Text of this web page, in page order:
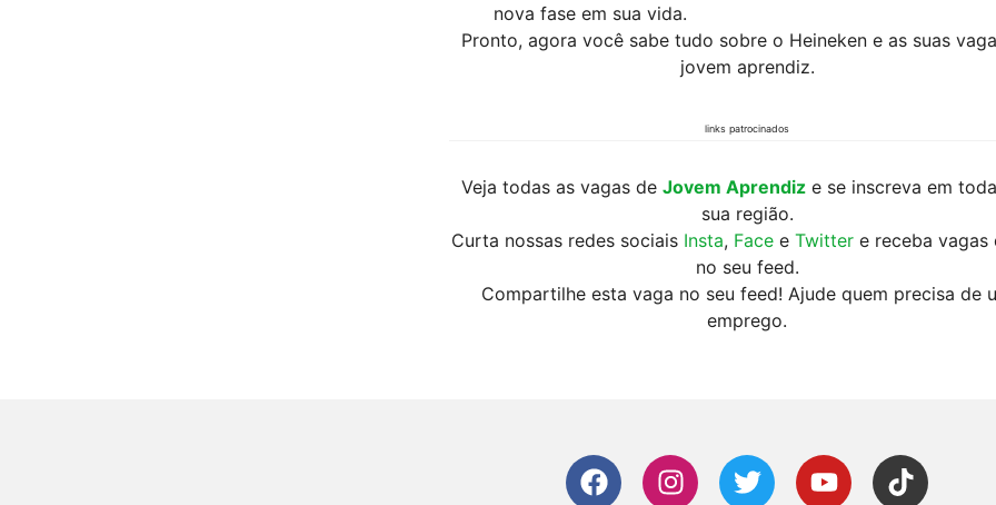
nova fase em sua vida.
Pronto, agora você sabe tudo sobre o Heineken e as suas
jovem aprendiz.
links patrocinados
Veja todas as vagas de Jovem Aprendiz e se inscreva em
sua região.
Curta nossas redes sociaisInsta, FaceeTwittere receba vagas
no seu feed.
Compartilhe esta vaga no seu feed! Ajude quem precisa de
emprego.